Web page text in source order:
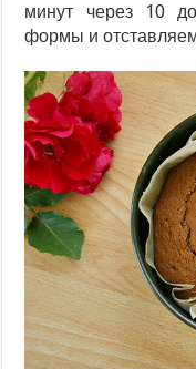
минут через 10
формы и